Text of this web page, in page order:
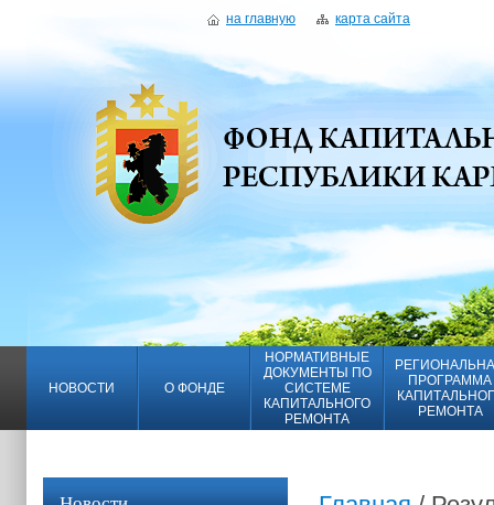
на главную карта сайта
НОВОСТИ О ФОНДЕ
НОРМАТИВНЫЕ
ДОКУМЕНТЫ ПО
СИСТЕМЕ
КАПИТАЛЬНОГО
РЕМОНТА
ПРОГРАММА
РЕМОНТА